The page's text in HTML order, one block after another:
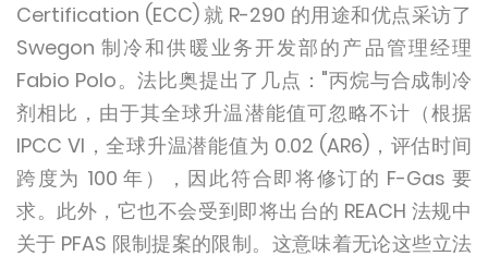
Certification (ECC) 就 R-290 的用途和优点采访了
Swegon 制冷和供暖业务开发部的产品管理经理
Fabio Polo。法比奥提出了几点："丙烷与合成制冷
剂相比，由于其全球升温潜能值可忽略不计（根据
IPCC VI，全球升温潜能值为 0.02 (AR6)，评估时间
跨度为 100 年），因此符合即将修订的 F-Gas 要
求。此外，它也不会受到即将出台的 REACH 法规中
关于 PFAS 限制提案的限制。这意味着无论这些立法